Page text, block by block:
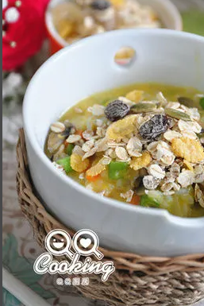
導
覽
全家大小咸宜的美味
早餐！
UrMart 為你打造
搜
尋
關